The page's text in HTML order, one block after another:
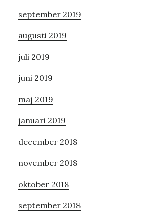
september 2019
augusti 2019
juli 2019
juni 2019
maj 2019
januari 2019
december 2018
november 2018
oktober 2018
september 2018